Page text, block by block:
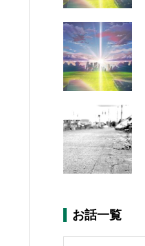
お話一覧